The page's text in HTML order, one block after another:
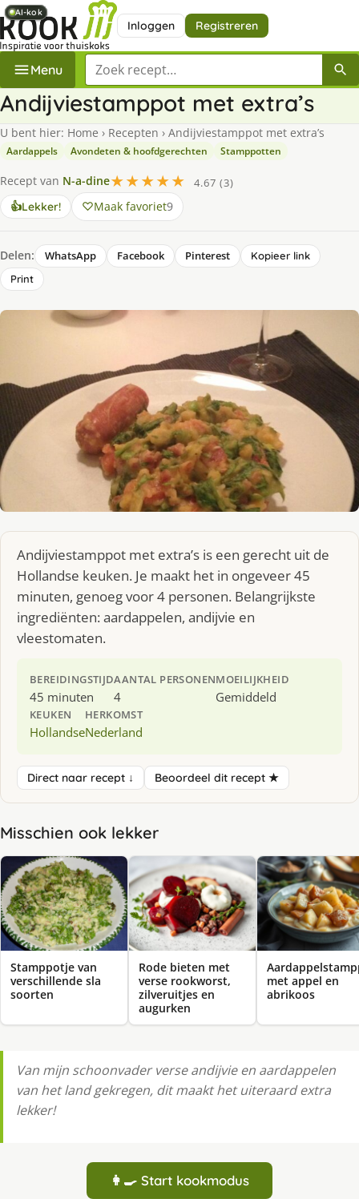
Inloggen Registreren
Menu Zoek een recept
Andijviestamppot met extra’s
U bent hier: Home › Recepten › Andijviestamppot met extra’s
Aardappels Avondeten & hoofdgerechten Stamppotten
Recept van N-a-dine★★★★★
4.67 (3)
👍Lekker! Maak favoriet9
Delen: WhatsApp Facebook Pinterest
Kopieer link
Print
Andijviestamppot met extra’s is een gerecht uit de
Hollandse keuken. Je maakt het in ongeveer 45
minuten, genoeg voor 4 personen. Belangrijkste
ingrediënten: aardappelen, andijvie en
vleestomaten.
BEREIDINGSTIJD
45 minuten
AANTAL PERSONEN
4
MOEILIJKHEID
Gemiddeld
KEUKEN
Hollandse
HERKOMST
Nederland
Direct naar recept ↓ Beoordeel dit recept ★
Misschien ook lekker
Stamppotje van
verschillende sla
soorten
AI-kok
Rode bieten met
verse rookworst,
zilveruitjes en
augurken
AI-kok
met appel en
abrikoos
AI-kok
AI-kok
Van mijn schoonvader verse andijvie en aardappelen
van het land gekregen, dit maakt het uiteraard extra
lekker!
👩‍🍳 Start kookmodus